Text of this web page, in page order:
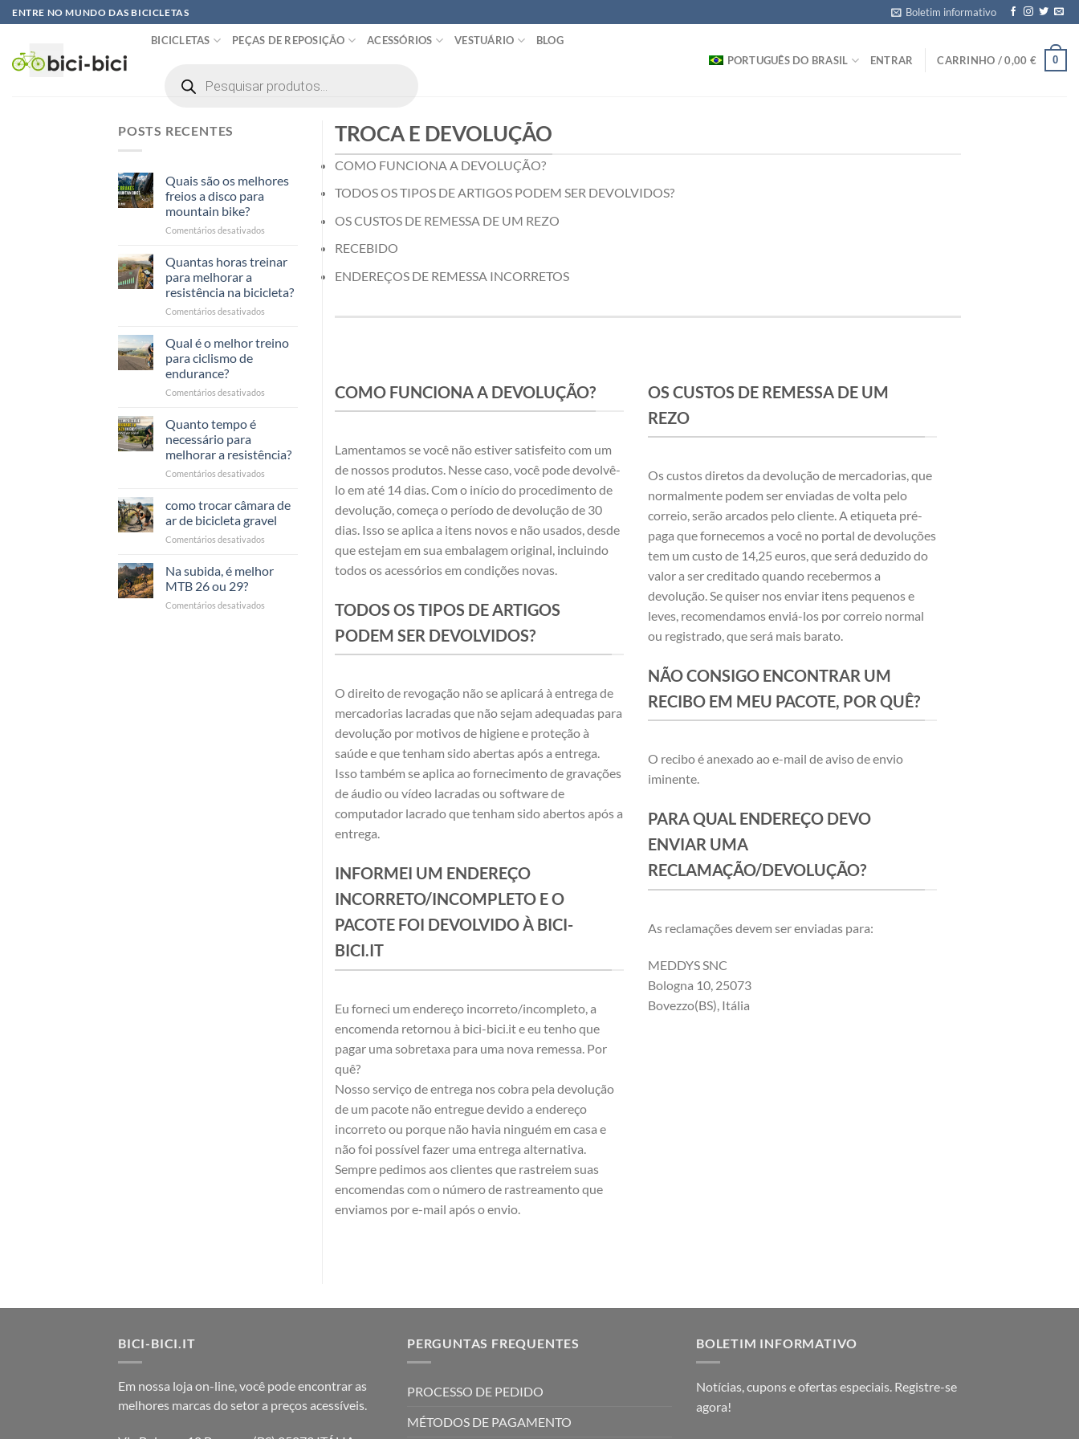
Pular
para
conteúdo
ENTRE NO MUNDO DAS BICICLETAS Boletim informativo
BICICLETAS PEÇAS DE REPOSIÇÃO ACESSÓRIOS VESTUÁRIO BLOG
produtos
PORTUGUÊS DO BRASIL ENTRAR CARRINHO /0,00 € 0
TROCA E DEVOLUÇÃO
COMO FUNCIONA A DEVOLUÇÃO?
TODOS OS TIPOS DE ARTIGOS PODEM SER DEVOLVIDOS?
OS CUSTOS DE REMESSA DE UM REZO
RECEBIDO
ENDEREÇOS DE REMESSA INCORRETOS
COMO FUNCIONA A DEVOLUÇÃO?
Lamentamos se você não estiver satisfeito com um
de nossos produtos. Nesse caso, você pode devolvê-
lo em até 14 dias. Com o início do procedimento de
devolução, começa o período de devolução de 30
dias. Isso se aplica a itens novos e não usados, desde
que estejam em sua embalagem original, incluindo
todos os acessórios em condições novas.
TODOS OS TIPOS DE ARTIGOS
PODEM SER DEVOLVIDOS?
O direito de revogação não se aplicará à entrega de
mercadorias lacradas que não sejam adequadas para
devolução por motivos de higiene e proteção à
saúde e que tenham sido abertas após a entrega.
Isso também se aplica ao fornecimento de gravações
de áudio ou vídeo lacradas ou software de
computador lacrado que tenham sido abertos após a
entrega.
INFORMEI UM ENDEREÇO
INCORRETO/INCOMPLETO E O
PACOTE FOI DEVOLVIDO À BICI-
BICI.IT
Eu forneci um endereço incorreto/incompleto, a
encomenda retornou à bici-bici.it e eu tenho que
pagar uma sobretaxa para uma nova remessa. Por
quê?
Nosso serviço de entrega nos cobra pela devolução
de um pacote não entregue devido a endereço
incorreto ou porque não havia ninguém em casa e
não foi possível fazer uma entrega alternativa.
Sempre pedimos aos clientes que rastreiem suas
encomendas com o número de rastreamento que
enviamos por e-mail após o envio.
OS CUSTOS DE REMESSA DE UM
REZO
Os custos diretos da devolução de mercadorias, que
normalmente podem ser enviadas de volta pelo
correio, serão arcados pelo cliente. A etiqueta pré-
paga que fornecemos a você no portal de devoluções
tem um custo de 14,25 euros, que será deduzido do
valor a ser creditado quando recebermos a
devolução. Se quiser nos enviar itens pequenos e
leves, recomendamos enviá-los por correio normal
ou registrado, que será mais barato.
NÃO CONSIGO ENCONTRAR UM
RECIBO EM MEU PACOTE, POR QUÊ?
O recibo é anexado ao e-mail de aviso de envio
iminente.
PARA QUAL ENDEREÇO DEVO
ENVIAR UMA
RECLAMAÇÃO/DEVOLUÇÃO?
As reclamações devem ser enviadas para:
MEDDYS SNC
Bologna 10, 25073
Bovezzo(BS), Itália
POSTS RECENTES
Quais são os melhores
freios a disco para
mountain bike?
Comentários desativados
sono
i
freni
per
Quantas horas treinar
para melhorar a
resistência na bicicleta?
Comentários desativados
ore
allenarsi
Qual é o melhor treino
para ciclismo de
endurance?
Comentários desativados
allenamento
endurance?
Quanto tempo é
necessário para
melhorar a resistência?
Comentários desativados
tempo
serve
per
resistenza?
como trocar câmara de
ar de bicicleta gravel
Comentários desativados
camera
Na subida, é melhor
MTB 26 ou 29?
Comentários desativados
BICI-BICI.IT
Em nossa loja on-line, você pode encontrar as
melhores marcas do setor a preços acessíveis.
PERGUNTAS FREQUENTES
PROCESSO DE PEDIDO
MÉTODOS DE PAGAMENTO
BOLETIM INFORMATIVO
Notícias, cupons e ofertas especiais. Registre-se
agora!